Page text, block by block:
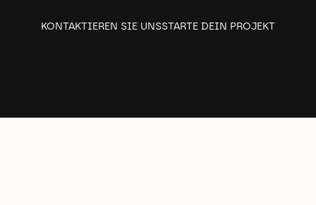
KONTAKTIEREN SIE UNSSTARTE DEIN PROJEKT